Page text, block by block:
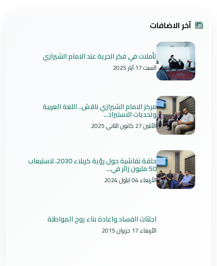
آخر الاضافات
تأملات في فكر الحرية عند الامام الشيرازي
السبت 17 آيار 2025
مركز الامام الشيرازي ناقش.. اللغة العربية
وتحديات الاستيراد...
الأثنين 27 كانون الثاني 2025
حلقة نقاشية حول رؤية كربلاء 2030، لاستيعاب
50 مليون زائر في...
الأربعاء 04 ايلول 2024
اجتثاث الفساد واعادة بناء روح المواطنة
الأربعاء 17 حزيران 2015